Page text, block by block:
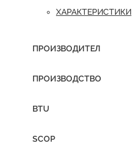
ХАРАКТЕРИСТИКИ
ПРОИЗВОДИТЕЛ
ПРОИЗВОДСТВО
BTU
SCOP